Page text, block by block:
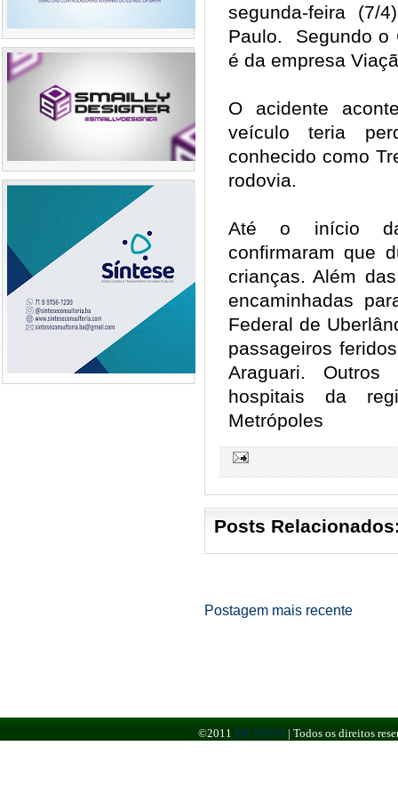
segunda-feira (7/
Paulo. Segundo o
é da empresa
O acidente
veículo teria
conhecido como
rodovia.
Até o início da
confirmaram que
crianças. Além
encaminhadas
Federal de
passageiros
Araguari.
hospitais da
Metrópoles
Posts
Postagem mais recente
©2011 BR NEWS | Todos os direitos